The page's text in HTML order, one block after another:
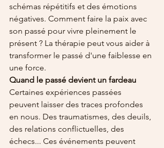
schémas répétitifs et des émotions
négatives. Comment faire la paix avec
son passé pour vivre pleinement le
présent ? La thérapie peut vous aider à
transformer le passé d'une faiblesse en
une force.
Quand le passé devient un fardeau
Certaines expériences passées
peuvent laisser des traces profondes
en nous. Des traumatismes, des deuils,
des relations conflictuelles, des
échecs... Ces événements peuvent